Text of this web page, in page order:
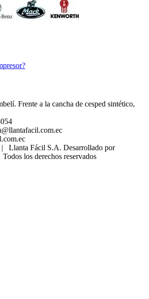
Frente a la cancha de cesped sintético,
Llanta Fácil S.A. Desarrollado por
los derechos reservados